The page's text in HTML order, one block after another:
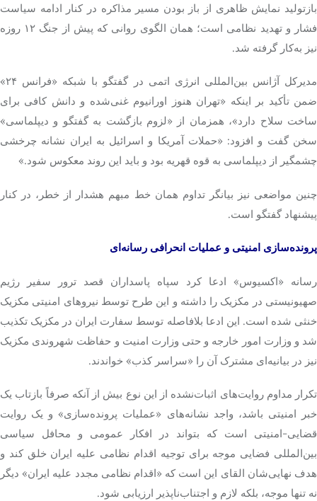
بازتولید نمایش ظاهری از باز بودن مسیر مذاکره در کنار ادامه سیاست
فشار و تهدید نظامی است؛ همان الگوی روانی که پیش از جنگ ۱۲ روزه
نیز به‌کار گرفته شد.
مدیرکل آژانس بین‌المللی انرژی اتمی در گفتگو با شبکه «فرانس ۲۴»
ضمن تأکید بر اینکه «تهران هنوز اورانیوم غنی‌شده و دانش کافی برای
ساخت سلاح دارد»، همزمان از «لزوم بازگشت به گفتگو و دیپلماسی»
سخن گفت و افزود: «حملات آمریکا و اسرائیل به ایران نشانه چرخشی
چشمگیر از دیپلماسی به قوه قهریه بود و باید این روند معکوس شود.»
چنین مواضعی نیز بیانگر تداوم همان خط مبهم هشدار از خطر، در کنار
پیشنهاد گفتگو است.
پرونده‌سازی امنیتی و عملیات انحرافی رسانه‌ای
رسانه «اکسیوس» ادعا کرد سپاه پاسداران قصد ترور سفیر رژیم
صهیونیستی در مکزیک را داشته و این طرح توسط نیروهای امنیتی مکزیک
خنثی شده است. این ادعا بلافاصله توسط سفارت ایران در مکزیک تکذیب
شد و وزارت امور خارجه و حتی وزارت امنیت و حفاظت شهروندی مکزیک
نیز در بیانیه‌ای مشترک آن را «سراسر کذب» خواندند.
تکرار مداوم روایت‌های اثبات‌نشده از این نوع بیش از آنکه صرفاً بازتاب یک
خبر امنیتی باشد، واجد نشانه‌های «عملیات پرونده‌سازی» و یک روایت
قضایی-امنیتی است که بتواند در افکار عمومی و محافل سیاسی
بین‌المللی فضایی موجه برای توجیه اقدام نظامی علیه ایران خلق کند و
هدف نهایی‌شان القای این است که «اقدام نظامی مجدد علیه ایران» دیگر
نه تنها موجه، بلکه لازم و اجتناب‌ناپذیر ارزیابی شود.